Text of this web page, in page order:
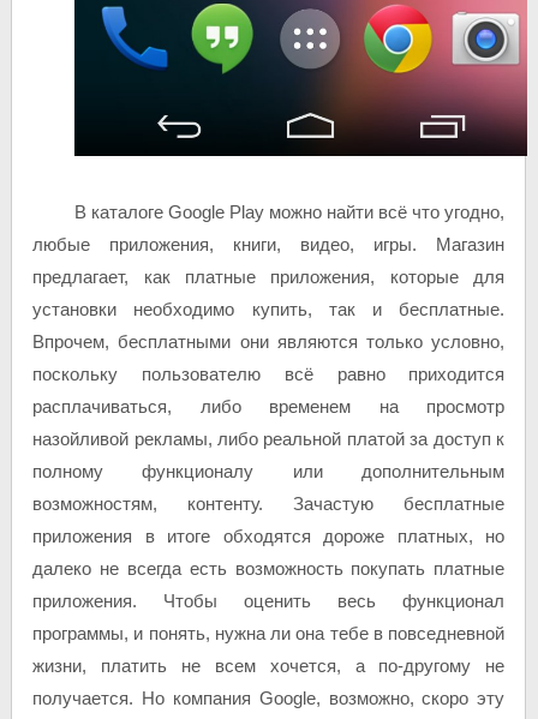
В каталоге Google Play можно найти всё что угодно,
любые приложения, книги, видео, игры. Магазин
предлагает, как платные приложения, которые для
установки необходимо купить, так и бесплатные.
Впрочем, бесплатными они являются только условно,
поскольку пользователю всё равно приходится
расплачиваться, либо временем на просмотр
назойливой рекламы, либо реальной платой за доступ к
полному функционалу или дополнительным
возможностям, контенту. Зачастую бесплатные
приложения в итоге обходятся дороже платных, но
далеко не всегда есть возможность покупать платные
приложения. Чтобы оценить весь функционал
программы, и понять, нужна ли она тебе в повседневной
жизни, платить не всем хочется, а по-другому не
получается. Но компания Google, возможно, скоро эту